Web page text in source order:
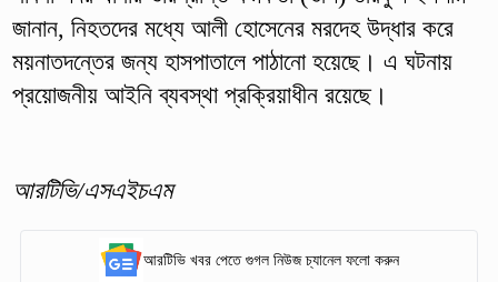
জানান, নিহতদের মধ্যে আলী হোসেনের মরদেহ উদ্ধার করে
ময়নাতদন্তের জন্য হাসপাতালে পাঠানো হয়েছে। এ ঘটনায়
প্রয়োজনীয় আইনি ব্যবস্থা প্রক্রিয়াধীন রয়েছে।
আরটিভি/এসএইচএম
আরটিভি খবর পেতে গুগল নিউজ চ্যানেল ফলো করুন